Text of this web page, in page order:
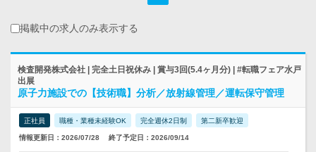
掲載中の求人のみ表示する
検査開発株式会社 | 完全土日祝休み | 賞与3回(5.4ヶ月分) | #転職フェア水戸
出展
原子力施設での【技術職】分析／放射線管理／運転保守管理
正社員 職種・業種未経験OK 完全週休2日制 第二新卒歓迎
情報更新日：2026/07/28 終了予定日：2026/09/14